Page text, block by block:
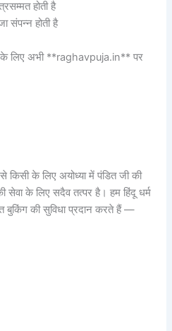
होती है
संपन्न होती है
के लिए अभी **raghavpuja.in** पर
किसी के लिए अयोध्या में पंडित जी की
सेवा के लिए सदैव तत्पर है। हम हिंदू धर्म
बुकिंग की सुविधा प्रदान करते हैं —